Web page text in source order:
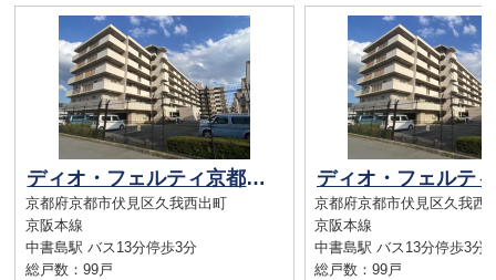
ディオ・フェルティ京都久我
京都府京都市伏見区久我西出町
京阪本線
中書島駅 バス13分停歩3分
総戸数：99戸
京都府京都市伏見区久我西
京阪本線
中書島駅 バス13分停歩3分
総戸数：99戸